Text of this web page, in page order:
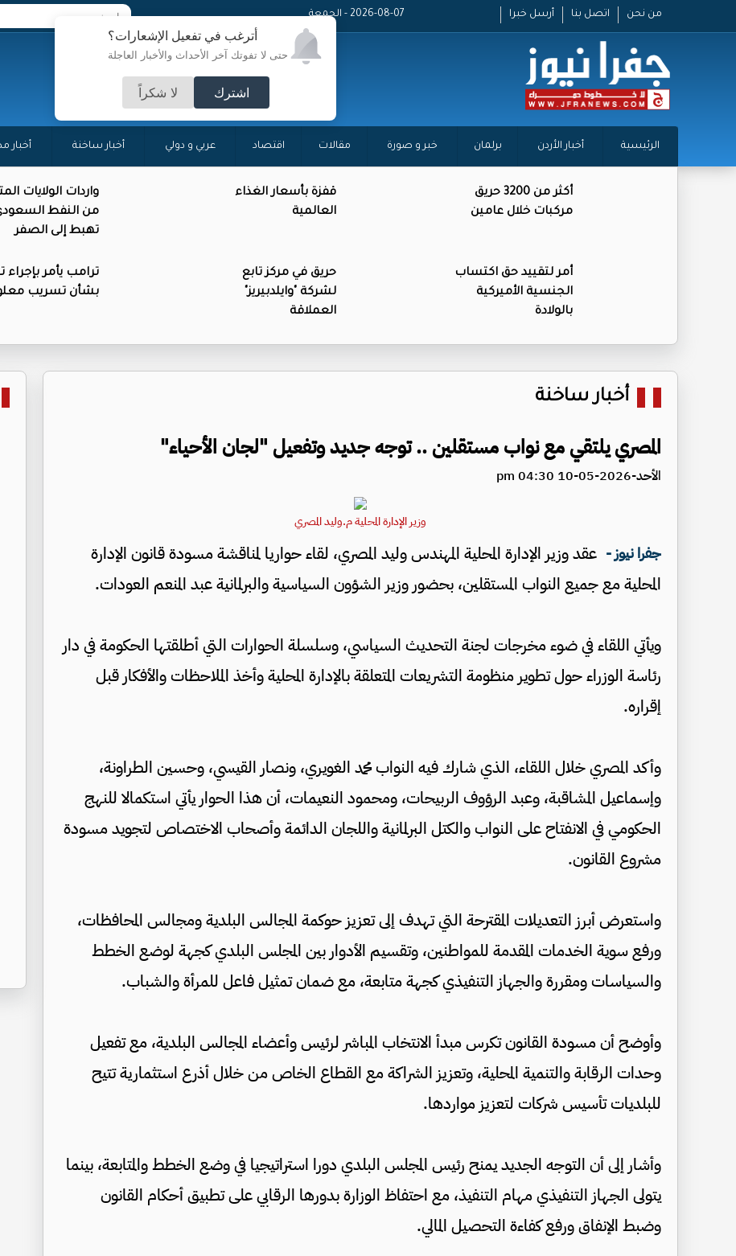
أترغب في تفعيل الإشعارات؟
حتى لا تفوتك آخر الأحداث والأخبار العاجلة
اشترك لا شكراً
من نحن اتصل بنا أرسل خبرا 2026-08-07 - الجمعة
الرئيسية أخبار الأردن برلمان خبر و صورة مقالات اقتصاد عربي و دولي أخبار ساخنة أخبار
أكثر من 3200 حريق
مركبات خلال عامين
قفزة بأسعار الغذاء
العالمية
واردات الولايات
من النفط
تهبط إلى الصفر
أمر لتقييد حق اكتساب
الجنسية الأميركية
بالولادة
حريق في مركز تابع
لشركة "وايلدبيريز"
العملاقة
ترامب يأمر بإجراء
بشأن تسريب
أخبار ساخنة
المصري يلتقي مع نواب مستقلين .. توجه جديد وتفعيل "لجان الأحياء"
الأحد-2026-05-10 04:30 pm
وزير الإدارة المحلية م.وليد المصري
جفرا نيوز - عقد وزير الإدارة المحلية المهندس وليد المصري، لقاء حواريا لمناقشة مسودة قانون الإدارة
المحلية مع جميع النواب المستقلين، بحضور وزير الشؤون السياسية والبرلمانية عبد المنعم العودات.
ويأتي اللقاء في ضوء مخرجات لجنة التحديث السياسي، وسلسلة الحوارات التي أطلقتها الحكومة في دار
رئاسة الوزراء حول تطوير منظومة التشريعات المتعلقة بالإدارة المحلية وأخذ الملاحظات والأفكار قبل
إقراره.
​وأكد المصري خلال اللقاء، الذي شارك فيه النواب محمد الغويري، ونصار القيسي، وحسين الطراونة،
وإسماعيل المشاقبة، وعبد الرؤوف الربيحات، ومحمود النعيمات، أن هذا الحوار يأتي استكمالا للنهج
الحكومي في الانفتاح على النواب والكتل البرلمانية واللجان الدائمة وأصحاب الاختصاص لتجويد مسودة
مشروع القانون.
واستعرض أبرز التعديلات المقترحة التي تهدف إلى تعزيز حوكمة المجالس البلدية ومجالس المحافظات،
ورفع سوية الخدمات المقدمة للمواطنين، وتقسيم الأدوار بين المجلس البلدي كجهة لوضع الخطط
والسياسات ومقررة والجهاز التنفيذي كجهة متابعة، مع ضمان تمثيل فاعل للمرأة والشباب.
​وأوضح أن مسودة القانون تكرس مبدأ الانتخاب المباشر لرئيس وأعضاء المجالس البلدية، مع تفعيل
وحدات الرقابة والتنمية المحلية، وتعزيز الشراكة مع القطاع الخاص من خلال أذرع استثمارية تتيح
للبلديات تأسيس شركات لتعزيز مواردها.
وأشار إلى أن التوجه الجديد يمنح رئيس المجلس البلدي دورا استراتيجيا في وضع الخطط والمتابعة، بينما
يتولى الجهاز التنفيذي مهام التنفيذ، مع احتفاظ الوزارة بدورها الرقابي على تطبيق أحكام القانون
وضبط الإنفاق ورفع كفاءة التحصيل المالي.